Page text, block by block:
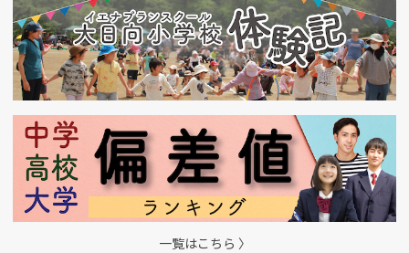
一覧はこちら 〉